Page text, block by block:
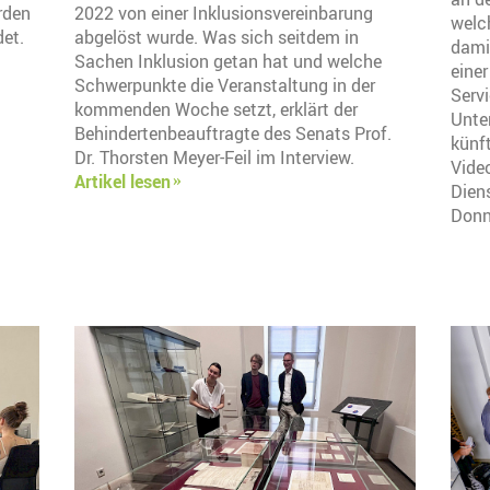
2022 von einer Inklusionsvereinbarung
abgelöst wurde. Was sich seitdem in
Sachen Inklusion getan hat und welche
Schwerpunkte die Veranstaltung in der
kommenden Woche setzt, erklärt der
Behindertenbeauftragte des Senats Prof.
Dr. Thorsten Meyer-Feil im Interview.
Artikel lesen